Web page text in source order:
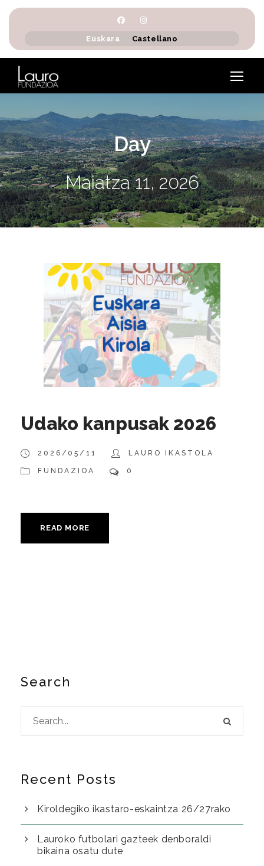
Euskara Castellano
Day
Maiatza 11, 2026
Udako kanpusak 2026
2026/05/11 LAURO IKASTOLA
FUNDAZIOA 0
READ MORE
Search
Recent Posts
Kiroldegiko ikastaro-eskaintza 26/27rako
Lauroko futbolari gazteek denboraldi
bikaina osatu dute